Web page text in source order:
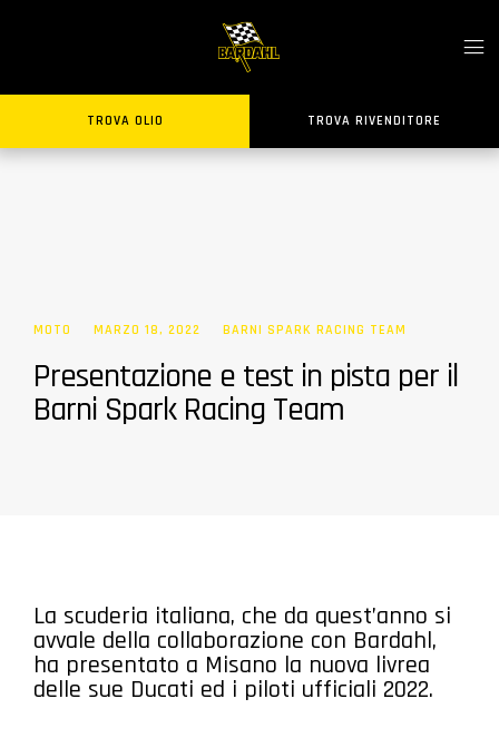
TROVA OLIO TROVA RIVENDITORE
MOTO MARZO 18, 2022 BARNI SPARK RACING TEAM
Presentazione e test in pista per il
Barni Spark Racing Team
La scuderia italiana, che da quest’anno si
avvale della collaborazione con Bardahl,
ha presentato a Misano la nuova livrea
delle sue Ducati ed i piloti ufficiali 2022.